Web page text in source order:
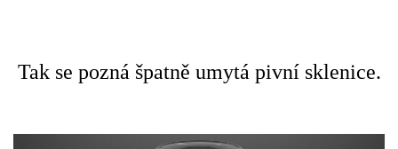
Tak se pozná špatně umytá pivní sklenice.